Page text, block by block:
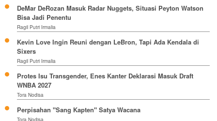
DeMar DeRozan Masuk Radar Nuggets, Situasi Peyton Watson
Bisa Jadi Penentu
Ragil Putri Irmalia
Kevin Love Ingin Reuni dengan LeBron, Tapi Ada Kendala di
Sixers
Ragil Putri Irmalia
Protes Isu Transgender, Enes Kanter Deklarasi Masuk Draft
WNBA 2027
Tora Nodisa
Perpisahan "Sang Kapten" Satya Wacana
Tora Nodisa